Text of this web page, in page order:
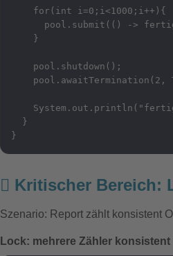
    for(int i=0;i<1000;i++){
pool.submit(() ->
    }
    pool.shutdown();
pool.awaitTermination(2,
  }
}
Kritischer Bereich:
Szenario: Report zählt konsistent
Lock: mehrere Zähler